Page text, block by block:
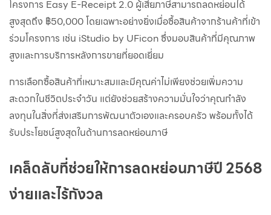
โครงการ Easy E-Receipt 2.0 ผู้เสียภาษีสามารถลดหย่อนได้
สูงสุดถึง ฿50,000 โดยเฉพาะอย่างยิ่งเมื่อซื้อสินค้าจากร้านค้าที่เข้า
ร่วมโครงการ เช่น iStudio by UFicon ซึ่งมอบสินค้าที่มีคุณภาพ
สูงและการบริการหลังการขายที่ยอดเยี่ยม
การเลือกซื้อสินค้าที่เหมาะสมและมีคุณค่าไม่เพียงช่วยเพิ่มความ
สะดวกในชีวิตประจำวัน แต่ยังช่วยสร้างความมั่นใจว่าคุณกำลัง
ลงทุนในสิ่งที่ส่งเสริมการพัฒนาตัวเองและครอบครัว พร้อมทั้งได้
รับประโยชน์สูงสุดในด้านการลดหย่อนภาษี
เคล็ดลับที่ช่วยให้การลดหย่อนภาษีปี 2568
ง่ายและไร้กังวล